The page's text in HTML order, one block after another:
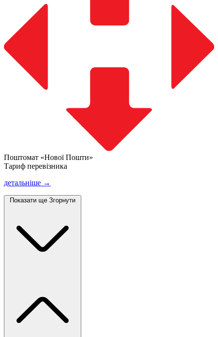
Поштомат «Нової Пошти»
Тариф перевізника
детальніше →
Показати ще Згорнути